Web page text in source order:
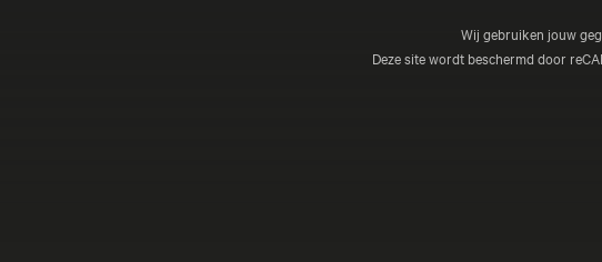
Wij gebruiken jouw
Deze site wordt beschermd door